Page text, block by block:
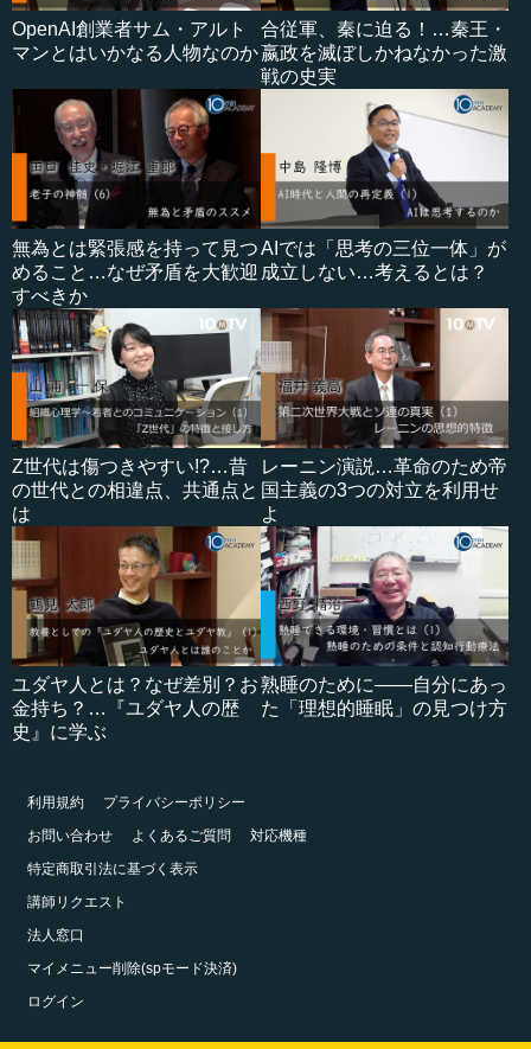
OpenAI創業者サム・アルト
マンとはいかなる人物なのか
合従軍、秦に迫る！…秦王・
嬴政を滅ぼしかねなかった激
戦の史実
無為とは緊張感を持って見つ
めること…なぜ矛盾を大歓迎
すべきか
AIでは「思考の三位一体」が
成立しない…考えるとは？
Z世代は傷つきやすい!?…昔
の世代との相違点、共通点と
は
レーニン演説…革命のため帝
国主義の3つの対立を利用せ
よ
ユダヤ人とは？なぜ差別？お
金持ち？…『ユダヤ人の歴
史』に学ぶ
熟睡のために――自分にあっ
た「理想的睡眠」の見つけ方
利用規約
プライバシーポリシー
お問い合わせ
よくあるご質問
対応機種
特定商取引法に基づく表示
講師リクエスト
法人窓口
マイメニュー削除(spモード決済)
ログイン